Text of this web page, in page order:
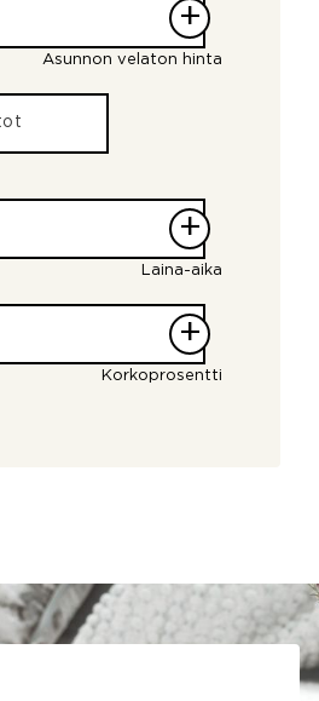
+
Asunnon velaton hinta
+
Laina-aika
+
Korkoprosentti